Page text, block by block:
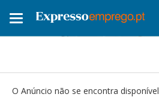
Toggle
O Anúncio não se encontra disponível